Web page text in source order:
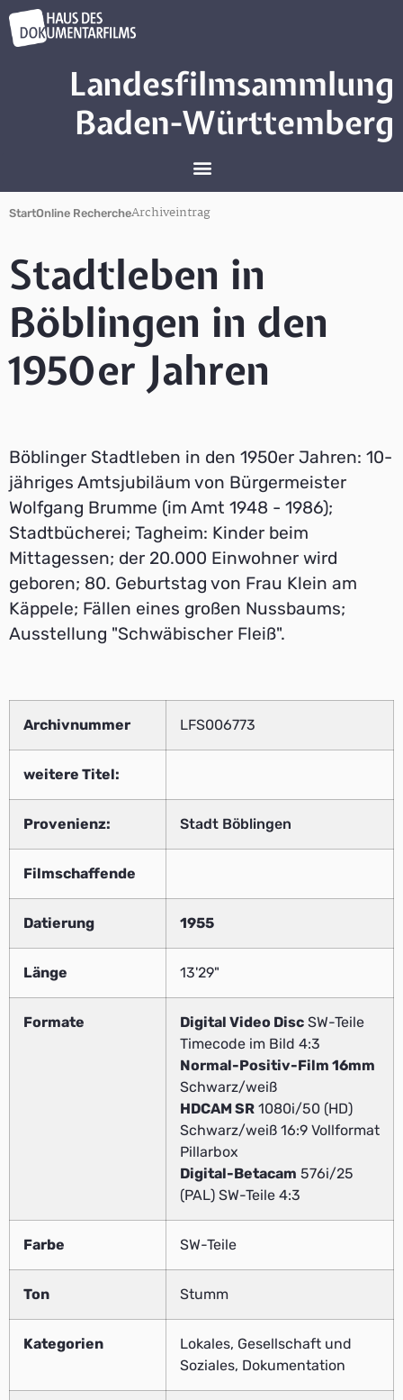
Landesfilmsammlung
Baden-Württemberg
StartOnline RechercheArchiveintrag
Stadtleben in
Böblingen in den
1950er Jahren
Böblinger Stadtleben in den 1950er Jahren: 10-
jähriges Amtsjubiläum von Bürgermeister
Wolfgang Brumme (im Amt 1948 - 1986);
Stadtbücherei; Tagheim: Kinder beim
Mittagessen; der 20.000 Einwohner wird
geboren; 80. Geburtstag von Frau Klein am
Käppele; Fällen eines großen Nussbaums;
Ausstellung "Schwäbischer Fleiß".
Archivnummer LFS006773
weitere Titel:
Provenienz: Stadt Böblingen
Filmschaffende
Datierung 1955
Länge 13'29"
Formate Digital Video Disc SW-Teile
Timecode im Bild 4:3
Normal-Positiv-Film 16mm
Schwarz/weiß
HDCAM SR 1080i/50 (HD)
Schwarz/weiß 16:9 Vollformat
Pillarbox
Digital-Betacam 576i/25
(PAL) SW-Teile 4:3
Farbe SW-Teile
Ton Stumm
Kategorien
Lokales, Gesellschaft und
Soziales, Dokumentation